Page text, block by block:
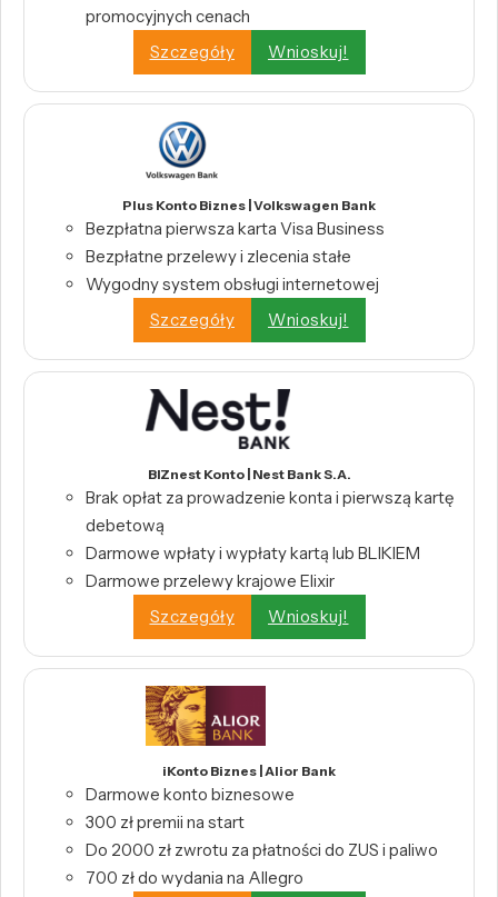
promocyjnych cenach
Szczegóły
Wnioskuj!
Plus Konto Biznes | Volkswagen Bank
Bezpłatna pierwsza karta Visa Business
Bezpłatne przelewy i zlecenia stałe
Wygodny system obsługi internetowej
Szczegóły
Wnioskuj!
BIZnest Konto | Nest Bank S.A.
Brak opłat za prowadzenie konta i pierwszą kartę
debetową
Darmowe wpłaty i wypłaty kartą lub BLIKIEM
Darmowe przelewy krajowe Elixir
Szczegóły
Wnioskuj!
iKonto Biznes | Alior Bank
Darmowe konto biznesowe
300 zł premii na start
Do 2000 zł zwrotu za płatności do ZUS i paliwo
700 zł do wydania na Allegro